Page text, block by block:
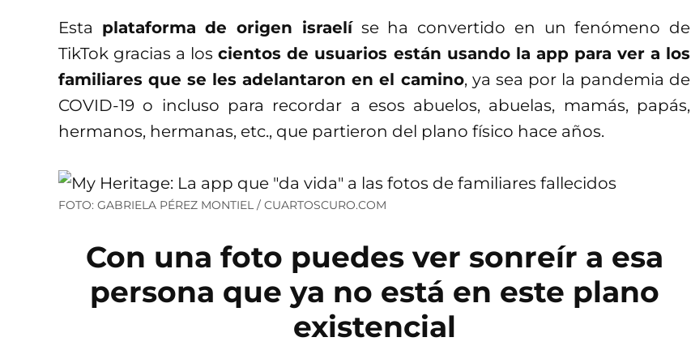
Esta plataforma de origen israelíse ha convertido en un fenómeno de
TikTok gracias a loscientos de usuarios están usando la app para ver a los
familiares que se les adelantaron en el camino, ya sea por la pandemia de
COVID-19 o incluso para recordar a esos abuelos, abuelas, mamás, papás,
hermanos, hermanas, etc., que partieron del plano físico hace años.
FOTO: GABRIELA PÉREZ MONTIEL / CUARTOSCURO.COM
Con una foto puedes ver sonreír a esa
persona que ya no está en este plano
existencial